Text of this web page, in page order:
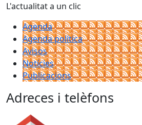
L'actualitat a un clic
Agenda
Agenda política
Avisos
Notícies
Publicacions
Adreces i telèfons